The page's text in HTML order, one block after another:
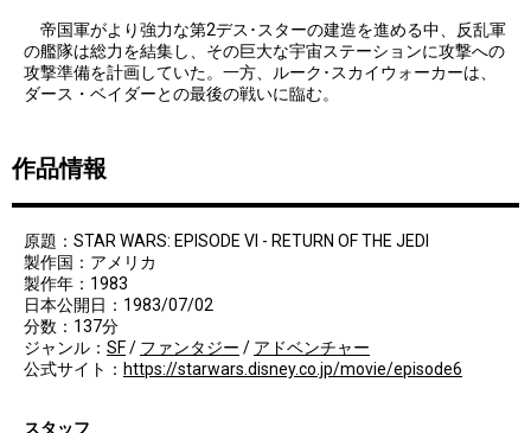
帝国軍がより強力な第2デス･スターの建造を進める中、反乱軍
の艦隊は総力を結集し、その巨大な宇宙ステーションに攻撃への
攻撃準備を計画していた。一方、ルーク･スカイウォーカーは、
ダース・ベイダーとの最後の戦いに臨む。
作品情報
原題：STAR WARS: EPISODE VI - RETURN OF THE JEDI
製作国：アメリカ
製作年：1983
日本公開日：1983/07/02
分数：137分
ジャンル： SF/ ファンタジー / アドベンチャー
公式サイト： https://starwars.disney.co.jp/movie/episode6
スタッフ